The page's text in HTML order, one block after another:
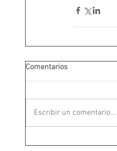
Comentarios
Escribir un comentario...